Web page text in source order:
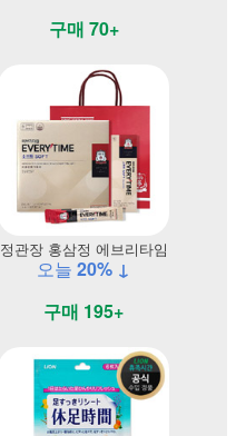
구매 70+
정관장 홍삼정 에브리타임
오늘 20% ↓
구매 195+